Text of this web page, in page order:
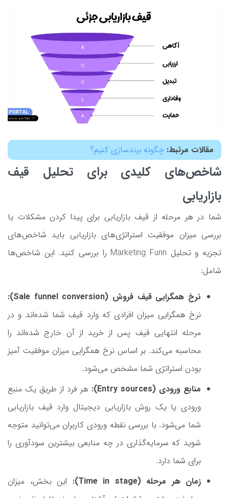
مقالات مرتبط: چگونه برندسازی کنیم؟
شاخص‌های کلیدی برای تحلیل قیف
بازاریابی
شما در هر مرحله از قیف بازاریابی برای پیدا کردن مشکلات یا
بررسی میزان موفقیت استراتژی‌های بازاریابی باید شاخص‌های
تجزیه و تحلیل Marketing Funn را بررسی کنید. این شاخص‌ها
شامل:
نرخ همگرایی قیف فروش (Sale funnel conversion):
نرخ همگرایی میزان افرادی که وارد قیف شما شده‌اند و در
مرحله انتهایی قیف پس از خرید از آن خارج شده‌اند را
محاسبه می‌کند. بر اساس نرخ همگرایی میزان موفقیت آمیز
بودن استراتژی شما مشخص می‌شود.
منابع ورودی (Entry sources):
هر فرد از طریق یک منبع
ورودی یا یک روش بازاریابی دیجیتال وارد قیف بازاریابی
شما می‌شود. با بررسی نقطه ورودی کاربران می‌توانید متوجه
شوید که سرمایه‌گذاری در چه منابعی بیشترین سودآوری را
برای شما دارد.
زمان هر مرحله (Time in stage):
این بخش، میزان